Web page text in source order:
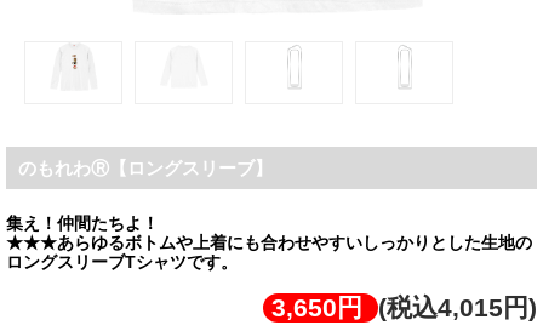
のもれわⓇ【ロングスリーブ】
集え！仲間たちよ！
★★★あらゆるボトムや上着にも合わせやすいしっかりとした生地の
ロングスリーブTシャツです。
3,650円 (税込4,015円)